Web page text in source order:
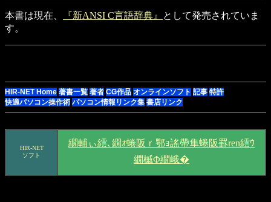
本書は現在、 『新ANSI C言語辞典』
として発売されていま
す。
HIR-NET Home 著書一覧 著者 CG作品 オンラインソフト 記事 特許
快適パソコン操作術 パソコン情報リンク集 書店リンク
HIR-NET
ソフト
繝輔ぃ繧､繝ｫ蜷阪ｒ鄂ｮ謠帶隼蜷阪罫ren繧ｳ
繝槭Φ繝峨�